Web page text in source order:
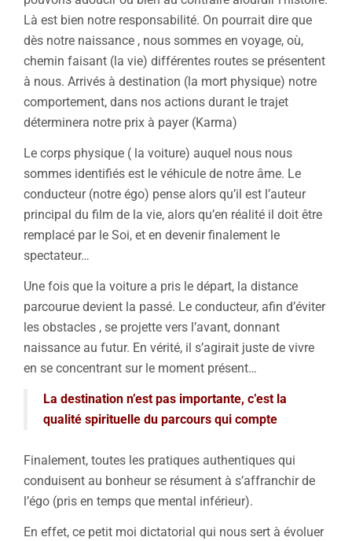
Là est bien notre responsabilité. On pourrait dire que
dès notre naissance , nous sommes en voyage, où,
chemin faisant (la vie) différentes routes se présentent
à nous. Arrivés à destination (la mort physique) notre
comportement, dans nos actions durant le trajet
déterminera notre prix à payer (Karma)
Le corps physique ( la voiture) auquel nous nous
sommes identifiés est le véhicule de notre âme. Le
conducteur (notre égo) pense alors qu’il est l’auteur
principal du film de la vie, alors qu’en réalité il doit être
remplacé par le Soi, et en devenir finalement le
spectateur…
Une fois que la voiture a pris le départ, la distance
parcourue devient la passé. Le conducteur, afin d’éviter
les obstacles , se projette vers l’avant, donnant
naissance au futur. En vérité, il s’agirait juste de vivre
en se concentrant sur le moment présent…
La destination n’est pas importante, c’est la
qualité spirituelle du parcours qui compte
Finalement, toutes les pratiques authentiques qui
conduisent au bonheur se résument à s’affranchir de
l’égo (pris en temps que mental inférieur).
En effet, ce petit moi dictatorial qui nous sert à évoluer